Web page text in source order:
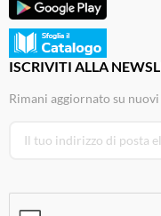
ISCRIVITI ALLA
Rimani aggiornato su